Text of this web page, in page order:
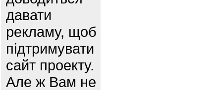
давати
рекламу, щоб
підтримувати
сайт проекту.
Але ж Вам не